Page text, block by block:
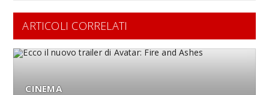
ARTICOLI CORRELATI
CINEMA